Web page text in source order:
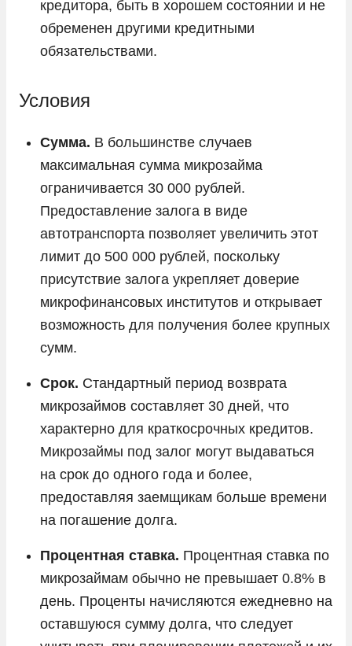
кредитора, быть в хорошем состоянии и не
обременен другими кредитными
обязательствами.
Условия
Сумма. В большинстве случаев
максимальная сумма микрозайма
ограничивается 30 000 рублей.
Предоставление залога в виде
автотранспорта позволяет увеличить этот
лимит до 500 000 рублей, поскольку
присутствие залога укрепляет доверие
микрофинансовых институтов и открывает
возможность для получения более крупных
сумм.
Срок. Стандартный период возврата
микрозаймов составляет 30 дней, что
характерно для краткосрочных кредитов.
Микрозаймы под залог могут выдаваться
на срок до одного года и более,
предоставляя заемщикам больше времени
на погашение долга.
Процентная ставка. Процентная ставка по
микрозаймам обычно не превышает 0.8% в
день. Проценты начисляются ежедневно на
оставшуюся сумму долга, что следует